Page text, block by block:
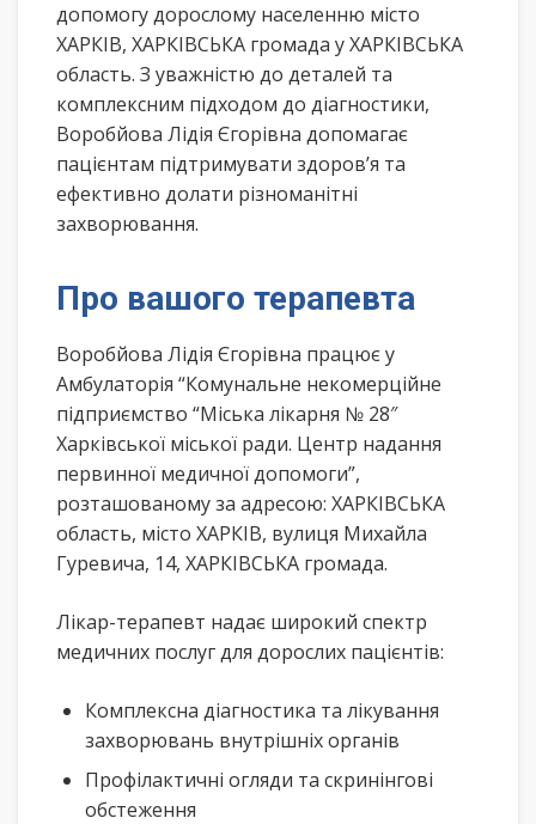
допомогу дорослому населенню місто
ХАРКІВ, ХАРКІВСЬКА громада у ХАРКІВСЬКА
область. З уважністю до деталей та
комплексним підходом до діагностики,
Воробйова Лідія Єгорівна допомагає
пацієнтам підтримувати здоров’я та
ефективно долати різноманітні
захворювання.
Про вашого терапевта
Воробйова Лідія Єгорівна працює у
Амбулаторія “Комунальне некомерційне
підприємство “Міська лікарня № 28″
Харківської міської ради. Центр надання
первинної медичної допомоги”,
розташованому за адресою: ХАРКІВСЬКА
область, місто ХАРКІВ, вулиця Михайла
Гуревича, 14, ХАРКІВСЬКА громада.
Лікар-терапевт надає широкий спектр
медичних послуг для дорослих пацієнтів:
Комплексна діагностика та лікування
захворювань внутрішніх органів
Профілактичні огляди та скринінгові
обстеження